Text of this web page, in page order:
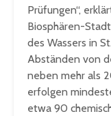
Prüfungen“,
Biosphären-
des Wassers in
Abständen von
neben mehr als
erfolgen
etwa 90